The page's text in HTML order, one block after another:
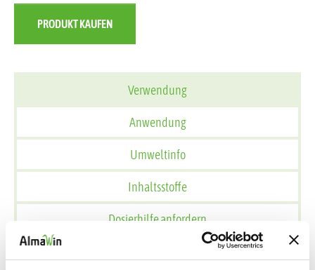
PRODUKT KAUFEN
Verwendung
Anwendung
Umweltinfo
Inhaltsstoffe
Dosierhilfe anfordern
NATÜRLICH SAUBER!